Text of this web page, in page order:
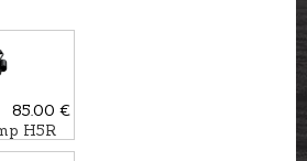
85.00 €
H5R